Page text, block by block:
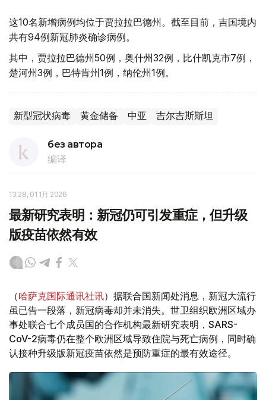
这10名新增病例均位于贾拉拉巴德州。截至目前，吉国境内
共有94例新冠肺炎确诊病例。
其中，贾拉拉巴德州50例，奥什州32例，比什凯克市7例，
楚河州3例，巴特肯州1例，纳伦州1例。
新型冠状病毒 黄金储备 中亚 吉尔吉斯斯坦
без автора
编译
13:28, 01 1月 2026
最新研究表明：新冠仍可引发重症，但升级
版疫苗依然有效
（哈萨克国际通讯社讯）据联合国新闻处消息，新冠大流行
虽已告一段落，新冠病毒却并未消失。世卫组织欧洲区域办
事处联合七个成员国的合作机构最新研究表明，SARS-
CoV-2病毒仍在整个欧洲区域导致住院与死亡病例，同时确
认接种升级版新冠疫苗依然是预防重症的最有效途径。